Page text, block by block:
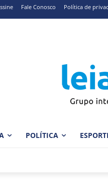
Fale Conosco Política de
POLÍTICA